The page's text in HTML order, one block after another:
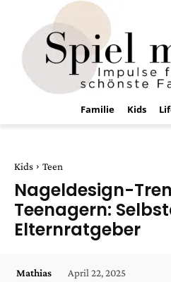
Familie Kids
Kids Teen
Nageldesign-
Teenagern:
Elternratgeber
Mathias April 22, 2025